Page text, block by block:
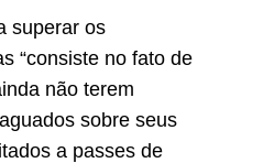
superar os
“consiste no fato de
não terem
sobre seus
a passes de